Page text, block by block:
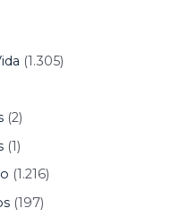
(1.305)
(2)
(1)
(1.216)
(197)